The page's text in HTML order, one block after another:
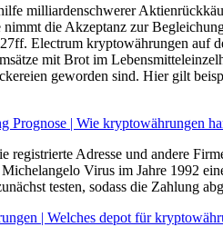
milliardenschwerer
die Akzeptanz zur
Electrum kryptowährungen auf
mit Brot im
geworden sind. Hier gilt
Prognose | Wie kryptowährungen
registrierte Adresse und andere
Virus im Jahre 1992
testen, sodass die Zahlung
| Welches depot für